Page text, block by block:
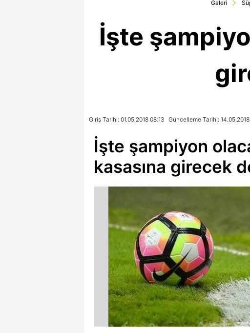
Galeri
İşte
Giriş Tarihi: 01.05.2018 08:13 Güncelleme Tarihi:
İşte şampiyon
kasasına girecek